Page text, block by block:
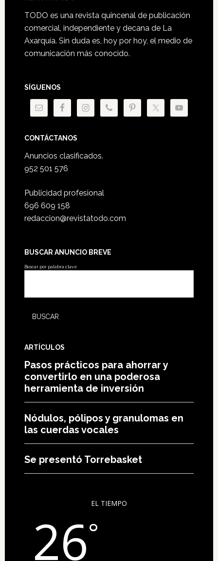
TODO es una revista quincenal de publicación
comercial, independiente y decana de La
Axarquía. Sin duda es, hoy por hoy, el medio de
comunicación más conocido.
SÍGUENOS
CONTÁCTANOS
Anuncios clasificados.
952 501 576
Publicidad profesional
696 609 158
redaccion@revistatodo.com
BUSCAR ANUNCIO BREVE
Buscar por palabra clave
ARTÍCULOS
Pasos prácticos para ahorrar y
convertirlo en una poderosa
herramienta de inversión
Nódulos, pólipos y granulomas en
las cuerdas vocales
Se presentó Torrebasket
EL TIEMPO
26°